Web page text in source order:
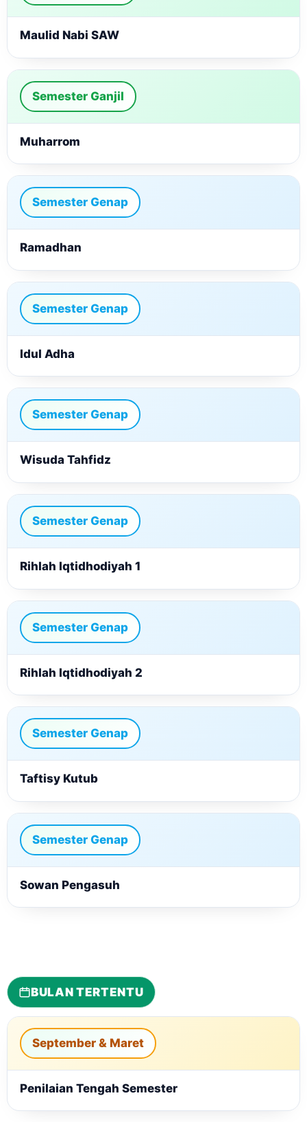
Maulid Nabi SAW
Semester Ganjil
Muharrom
Semester Genap
Ramadhan
Semester Genap
Idul Adha
Semester Genap
Wisuda Tahfidz
Semester Genap
Rihlah Iqtidhodiyah 1
Semester Genap
Rihlah Iqtidhodiyah 2
Semester Genap
Taftisy Kutub
Semester Genap
Sowan Pengasuh
BULAN TERTENTU
September & Maret
Penilaian Tengah Semester